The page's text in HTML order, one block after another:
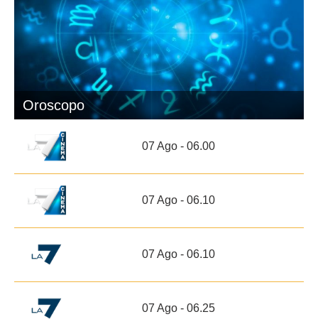
Oroscopo
07 Ago - 06.00
07 Ago - 06.10
07 Ago - 06.10
07 Ago - 06.25